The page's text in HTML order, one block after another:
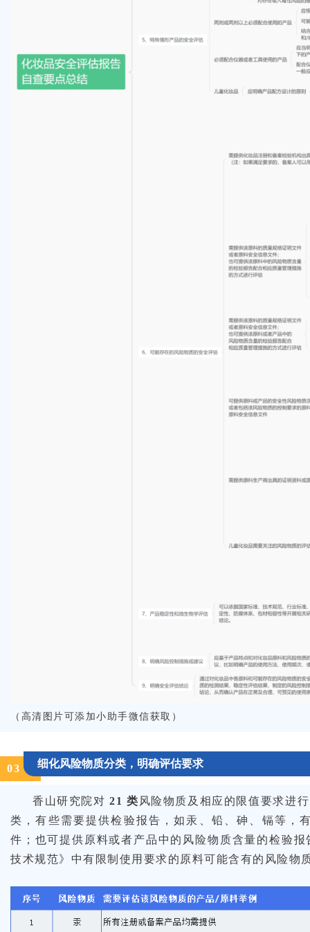
（高清图片可添加小助手微信获取）
03 细化风险物质分类，明确评估要求
香山研究院对21 类 风险物质及相应的限值要求进
类，有些需要提供检验报告，如汞、铅、砷、镉等，
件；也可提供原料或者产品中的风险物质含量的检验
技术规范》中有限制使用要求的原料可能含有的风险物